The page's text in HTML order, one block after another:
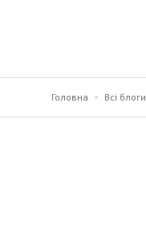
Головна Всі блоги